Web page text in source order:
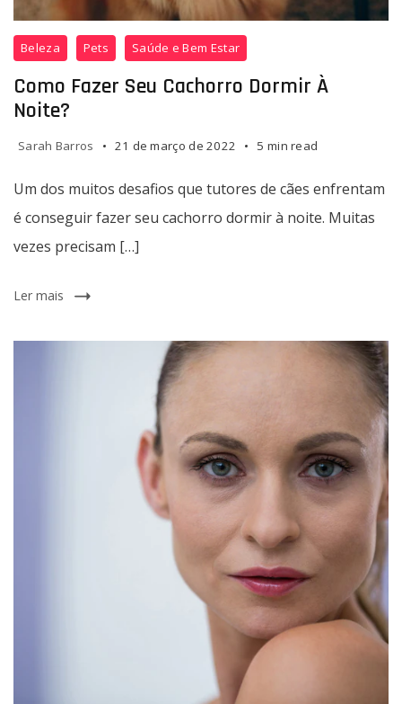
Beleza Pets Saúde e Bem Estar
Como Fazer Seu Cachorro Dormir À
Noite?
Sarah Barros 21 de março de 2022 5 min read
Um dos muitos desafios que tutores de cães enfrentam
é conseguir fazer seu cachorro dormir à noite. Muitas
vezes precisam […]
Ler mais